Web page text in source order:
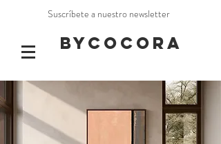
Suscríbete a nuestro newsletter
BYCOCORA